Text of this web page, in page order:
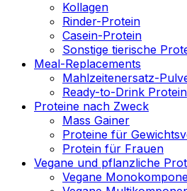
Kollagen
Rinder-Protein
Casein-Protein
Sonstige tierische
Meal-Replacements
Mahlzeitenersatz-
Ready-to-Drink
Proteine nach Zweck
Mass Gainer
Proteine für
Protein für Frauen
Vegane und pflanzliche
Vegane